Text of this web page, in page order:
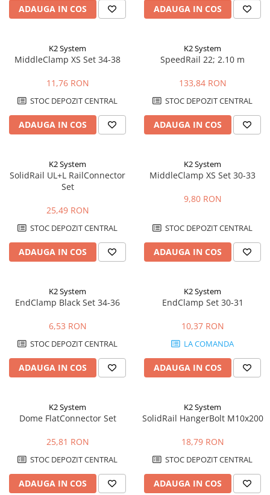
ADAUGA IN COS ADAUGA IN COS
K2 System
MiddleClamp XS Set 34-38
11,76 RON
STOC DEPOZIT CENTRAL
ADAUGA IN COS
K2 System
SpeedRail 22; 2.10 m
133,84 RON
STOC DEPOZIT CENTRAL
ADAUGA IN COS
K2 System
SolidRail UL+L RailConnector
Set
25,49 RON
STOC DEPOZIT CENTRAL
ADAUGA IN COS
K2 System
MiddleClamp XS Set 30-33
9,80 RON
STOC DEPOZIT CENTRAL
ADAUGA IN COS
K2 System
EndClamp Black Set 34-36
6,53 RON
STOC DEPOZIT CENTRAL
ADAUGA IN COS
K2 System
EndClamp Set 30-31
10,37 RON
LA COMANDA
ADAUGA IN COS
K2 System
Dome FlatConnector Set
25,81 RON
STOC DEPOZIT CENTRAL
ADAUGA IN COS
K2 System
SolidRail HangerBolt M10x200
18,79 RON
STOC DEPOZIT CENTRAL
ADAUGA IN COS